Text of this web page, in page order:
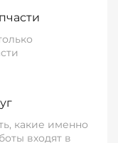
какие именно
входят в